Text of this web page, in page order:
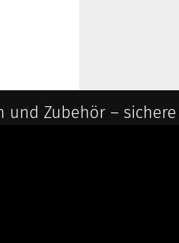
und Zubehör –